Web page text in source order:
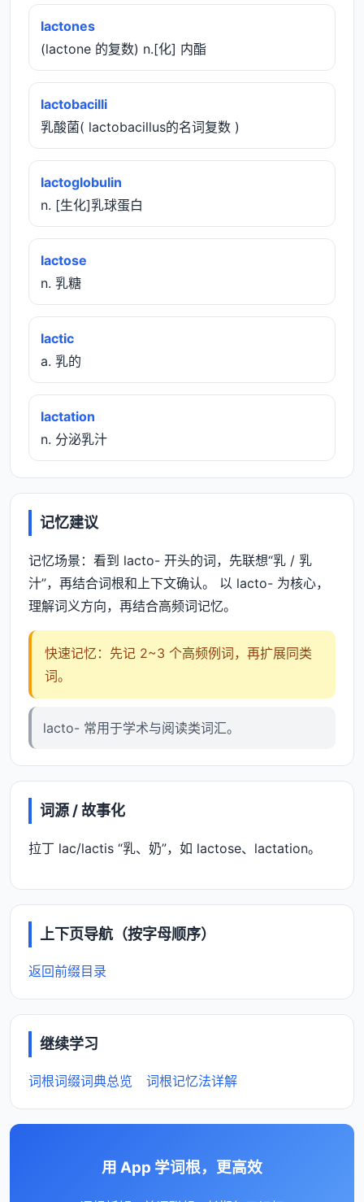
lactones
(lactone 的复数) n.[化] 内酯
lactobacilli
乳酸菌( lactobacillus的名词复数 )
lactoglobulin
n. [生化]乳球蛋白
lactose
n. 乳糖
lactic
a. 乳的
lactation
n. 分泌乳汁
记忆建议
记忆场景：看到 lacto- 开头的词，先联想“乳 / 乳
汁”，再结合词根和上下文确认。 以 lacto- 为核心，
理解词义方向，再结合高频词记忆。
快速记忆：先记 2~3 个高频例词，再扩展同类
词。
lacto- 常用于学术与阅读类词汇。
词源 / 故事化
拉丁 lac/lactis “乳、奶”，如 lactose、lactation。
上下页导航（按字母顺序）
返回前缀目录
继续学习
词根词缀词典总览 词根记忆法详解
用 App 学词根，更高效